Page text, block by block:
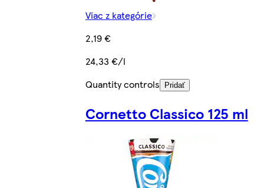
Viac z kategórie
2,19 €
24,33 €/l
Quantity controls
Pridať
Cornetto Classico 125 ml